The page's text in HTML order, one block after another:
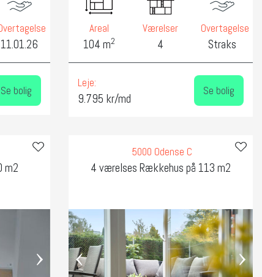
11.01.26
Se bolig
Areal
104 m2
Værelser
4
Overtagelse
Straks
Leje:
9.795 kr/md
Se bolig
m2
›
5000 Odense C
4 værelses Rækkehus på 113 m2
‹ ›